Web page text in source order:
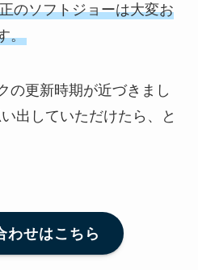
のソフトジョーは大変お
。
の更新時期が近づきまし
出していただけたら、と
わせはこちら